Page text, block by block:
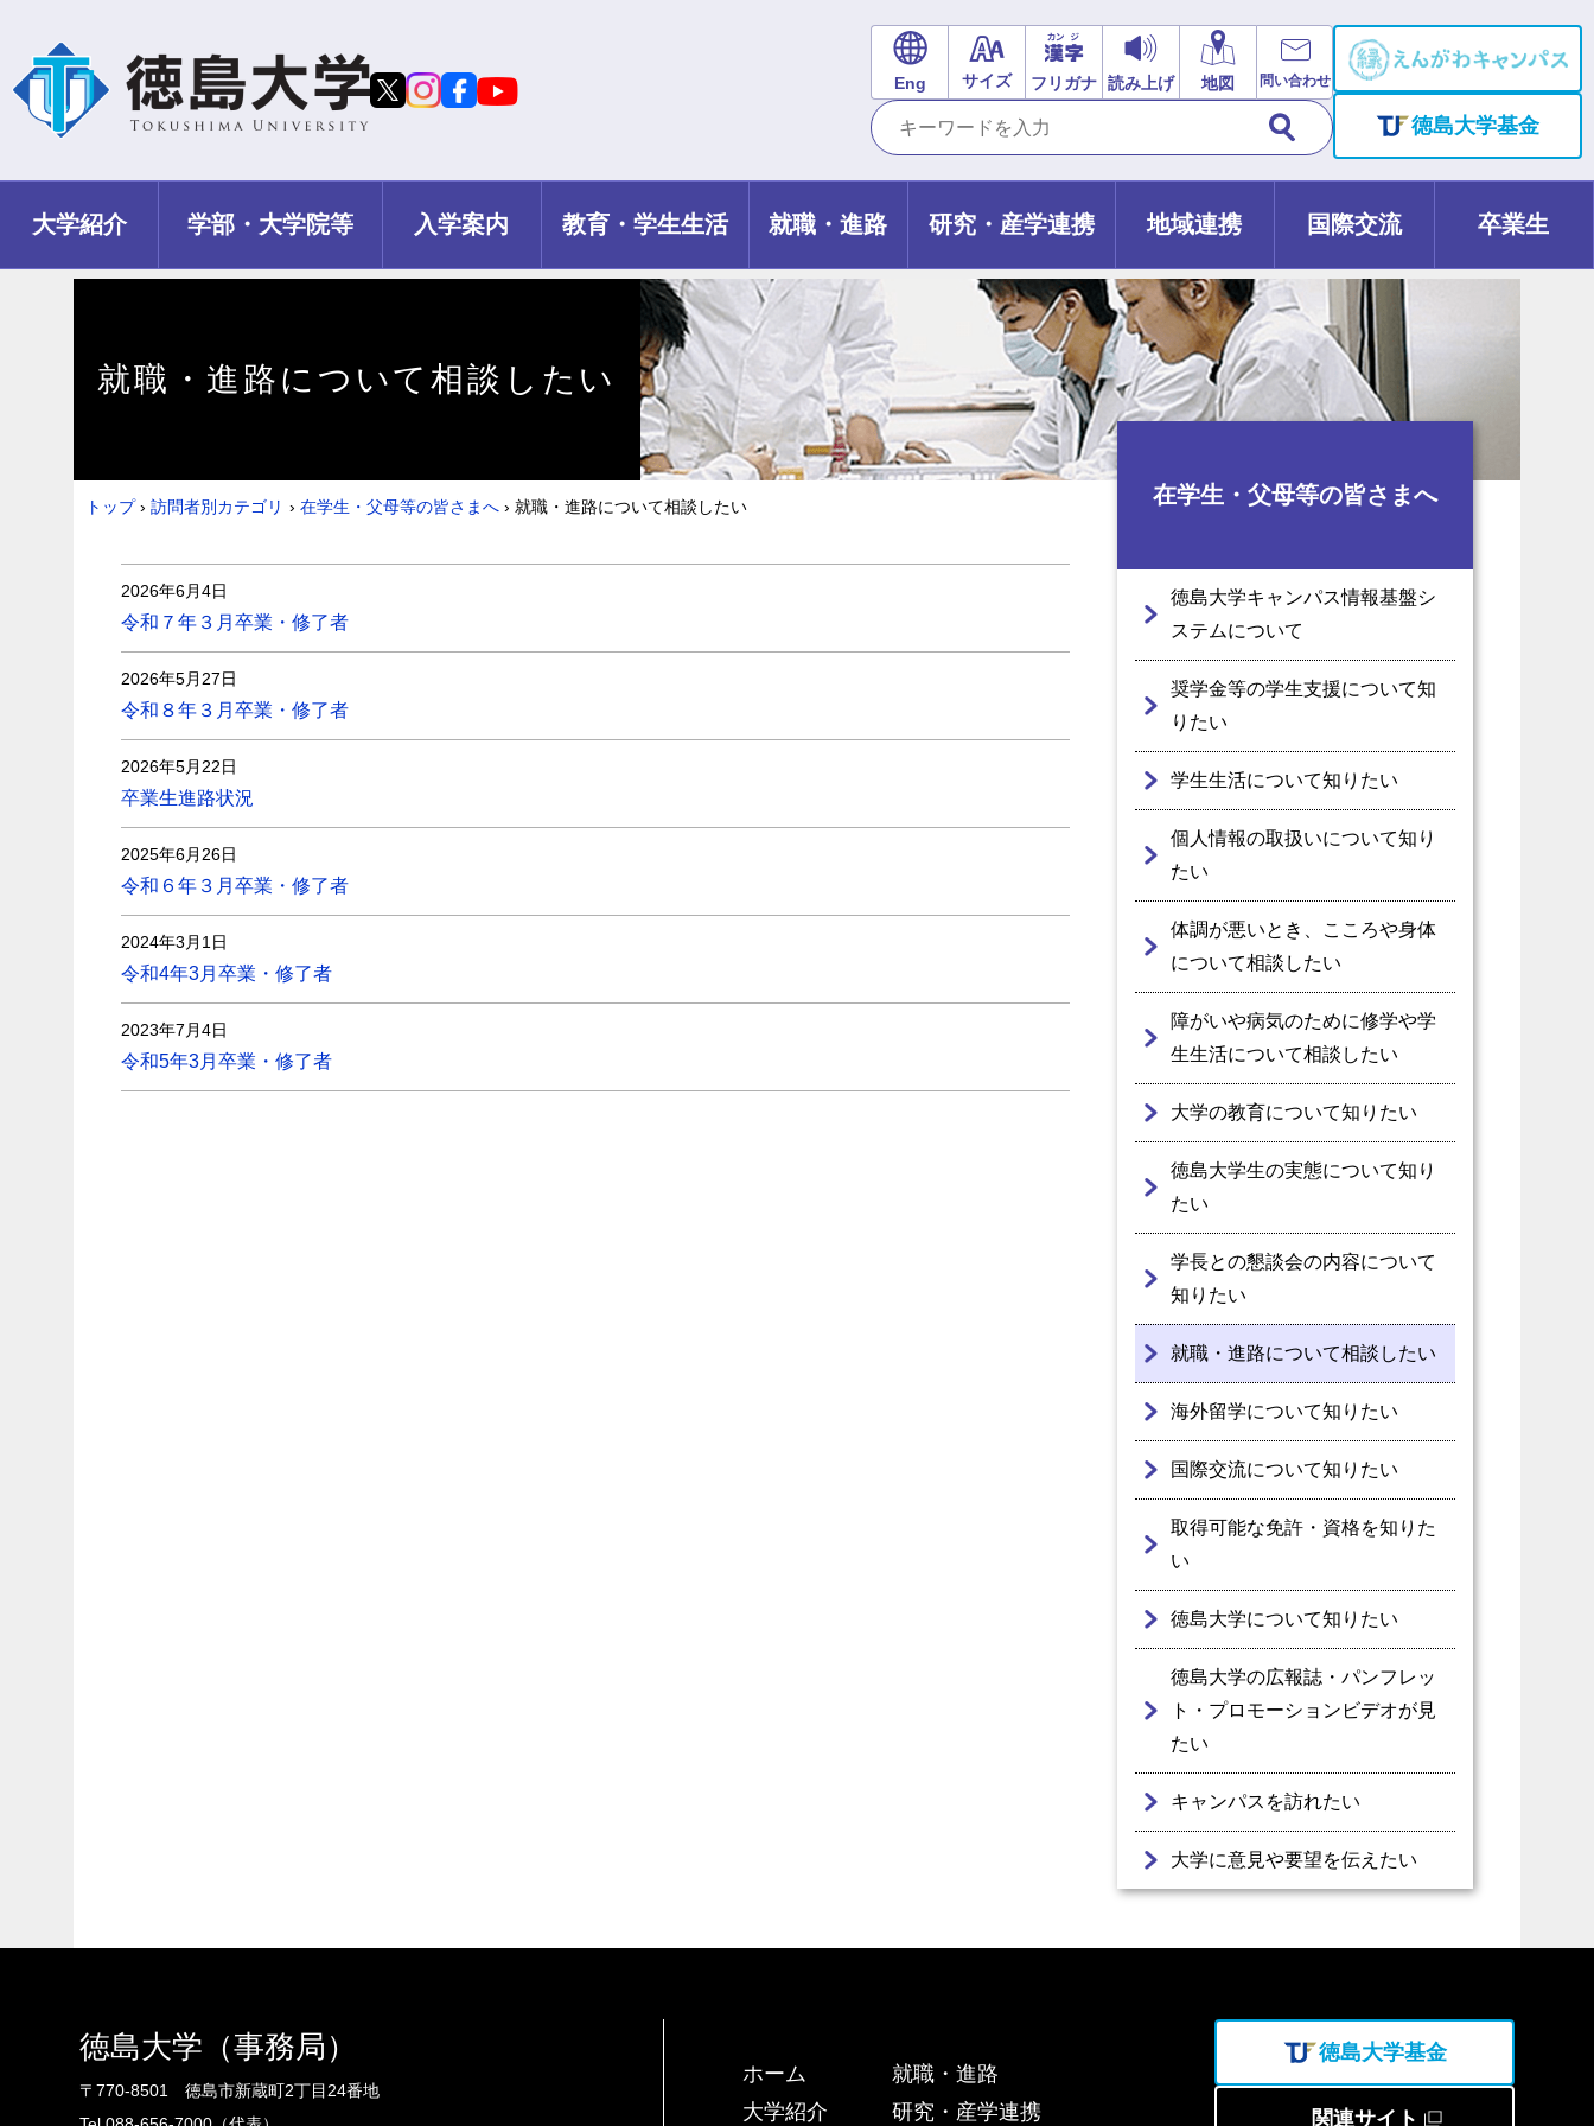
Eng サイズ フリガナ 読み上げ 地図 問い合わせ
徳島大学基金
大学紹介 学部・大学院等 入学案内 教育・学生生活 就職・進路 研究・産学連携 地域連携 国際交流 卒業生
就職・進路について相談したい
トップ › 訪問者別カテゴリ › 在学生・父母等の皆さまへ › 就職・進路について相談したい
2026年6月4日
令和７年３月卒業・修了者
2026年5月27日
令和８年３月卒業・修了者
2026年5月22日
卒業生進路状況
2025年6月26日
令和６年３月卒業・修了者
2024年3月1日
令和4年3月卒業・修了者
2023年7月4日
令和5年3月卒業・修了者
在学生・父母等の皆さまへ
徳島大学キャンパス情報基盤シ
ステムについて
奨学金等の学生支援について知
りたい
学生生活について知りたい
個⼈情報の取扱いについて知り
たい
体調が悪いとき、こころや身体
について相談したい
障がいや病気のために修学や学
生生活について相談したい
大学の教育について知りたい
徳島大学生の実態について知り
たい
学長との懇談会の内容について
知りたい
就職・進路について相談したい
海外留学について知りたい
国際交流について知りたい
取得可能な免許・資格を知りた
い
徳島大学について知りたい
徳島大学の広報誌・パンフレッ
ト・プロモーションビデオが見
たい
キャンパスを訪れたい
大学に意見や要望を伝えたい
徳島大学（事務局）
〒770-8501 徳島市新蔵町2丁目24番地
ホーム
大学紹介
就職・進路
研究・産学連携
徳島大学基金
関連サイト